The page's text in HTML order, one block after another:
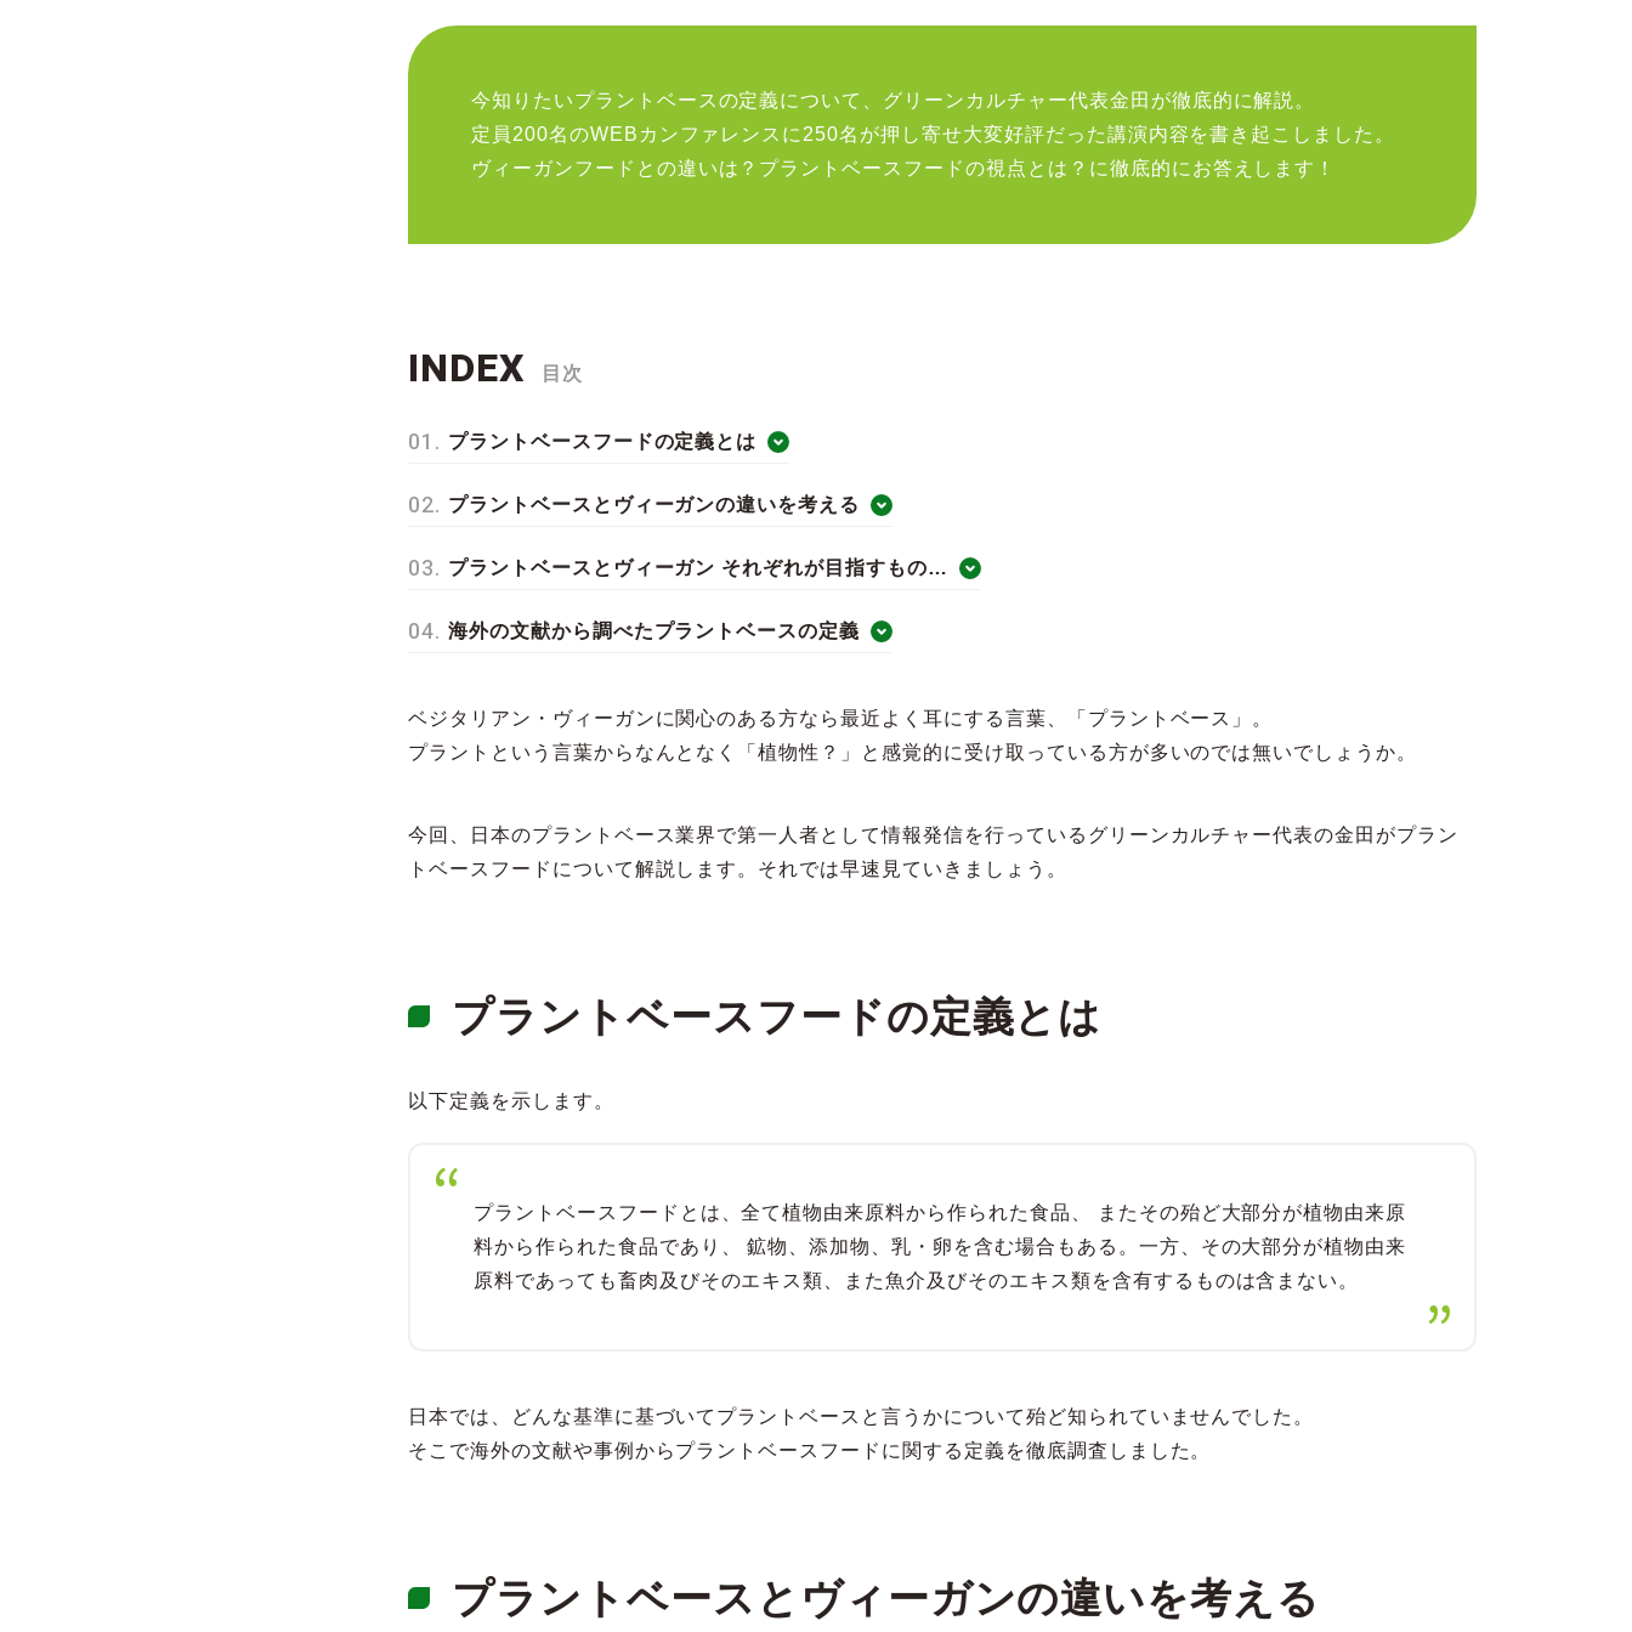
今知りたいプラントベースの定義について、グリーンカルチャー代表金田が徹底的に解説。
定員200名のWEBカンファレンスに250名が押し寄せ大変好評だった講演内容を書き起こしました。
ヴィーガンフードとの違いは？プラントベースフードの視点とは？に徹底的にお答えします！
INDEX 目次
プラントベースフードの定義とは
プラントベースとヴィーガンの違いを考える
プラントベースとヴィーガン それぞれが目指すもの…
海外の文献から調べたプラントベースの定義
ベジタリアン・ヴィーガンに関心のある方なら最近よく耳にする言葉、「プラントベース」。
プラントという言葉からなんとなく「植物性？」と感覚的に受け取っている方が多いのでは無いでしょうか。
今回、日本のプラントベース業界で第一人者として情報発信を行っているグリーンカルチャー代表の金田がプラン
トベースフードについて解説します。それでは早速見ていきましょう。
プラントベースフードの定義とは
以下定義を示します。
プラントベースフードとは、全て植物由来原料から作られた食品、 またその殆ど大部分が植物由来原
料から作られた食品であり、 鉱物、添加物、乳・卵を含む場合もある。一方、その大部分が植物由来
原料であっても畜肉及びそのエキス類、また魚介及びそのエキス類を含有するものは含まない。
日本では、どんな基準に基づいてプラントベースと言うかについて殆ど知られていませんでした。
そこで海外の文献や事例からプラントベースフードに関する定義を徹底調査しました。
プラントベースとヴィーガンの違いを考える